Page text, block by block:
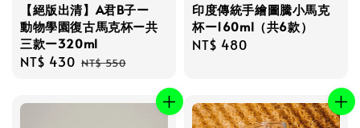
【絕版出清】A君B子ー
動物學園復古馬克杯ー共
三款ー320ml
Sale
NT$ 430 Regular
NT$ 550
印度傳統手繪圖騰小馬克
杯ー160ml（共6款）
Regular
NT$ 480